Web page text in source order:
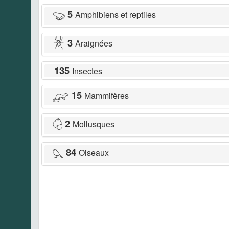
5 Amphibiens et reptiles
3 Araignées
135 Insectes
15 Mammifères
2 Mollusques
84 Oiseaux